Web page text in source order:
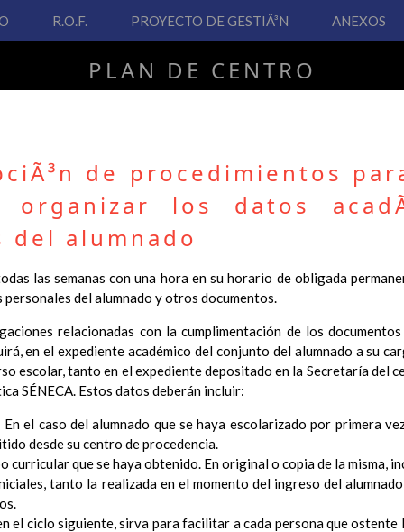
R.O.F. PROYECTO DE GESTIÃ³N ANEXOS
PLAN DE CENTRO
PLAN DE CENTRO
Decreto 126/2014, de 28 de febrero, por el que se establece
hecho necesario la revisión y adecuación de nuestro Plan de
desde este sitio web.
interés.
Contenido
Contexto
para la mejora del rendimiento escolar
de actuaciÃ³n pedagÃ³gica
de procedimientos
organizar los datos
del alumnado
las semanas con una hora en su horario de obligada
del alumnado y otros documentos.
relacionadas con la cumplimentación de los
en el expediente académico del conjunto del alumnado a su
escolar, tanto en el expediente depositado en la Secretaría del
SÉNECA. Estos datos deberán incluir:
el caso del alumnado que se haya escolarizado por primera
desde su centro de procedencia.
curricular que se haya obtenido. En original o copia de la misma,
tanto la realizada en el momento del ingreso del
el ciclo siguiente, sirva para facilitar a cada persona que